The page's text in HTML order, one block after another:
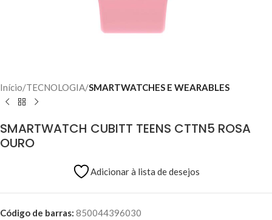
Início TECNOLOGIA SMARTWATCHES E WEARABLES
SMARTWATCH CUBITT TEENS CTTN5 ROSA
OURO
Adicionar à lista de desejos
Código de barras: 850044396030